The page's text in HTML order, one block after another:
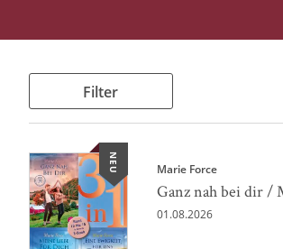
Filter
NEU Marie Force
01.08.2026